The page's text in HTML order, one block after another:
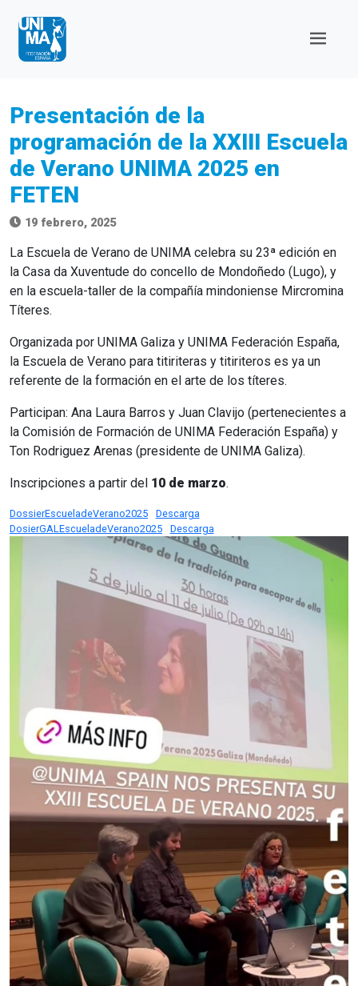
Presentación de la
programación de la XXIII Escuela
de Verano UNIMA 2025 en
FETEN
19 febrero, 2025
La Escuela de Verano de UNIMA celebra su 23ª edición en
la Casa da Xuventude do concello de Mondoñedo (Lugo), y
en la escuela-taller de la compañía mindoniense Mircromina
Títeres.
Organizada por UNIMA Galiza y UNIMA Federación España,
la Escuela de Verano para titiriteras y titiriteros es ya un
referente de la formación en el arte de los títeres.
Participan: Ana Laura Barros y Juan Clavijo (pertenecientes a
la Comisión de Formación de UNIMA Federación España) y
Ton Rodriguez Arenas (presidente de UNIMA Galiza).
Inscripciones a partir del 10 de marzo.
DossierEscueladeVerano2025
Descarga
DosierGALEscueladeVerano2025
Descarga